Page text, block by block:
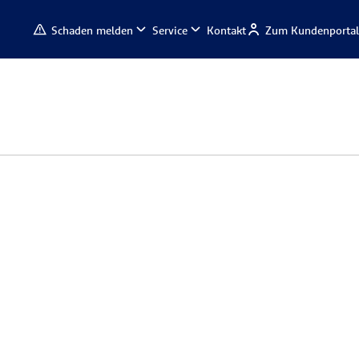
Schaden melden Service Kontakt Zum Kundenportal